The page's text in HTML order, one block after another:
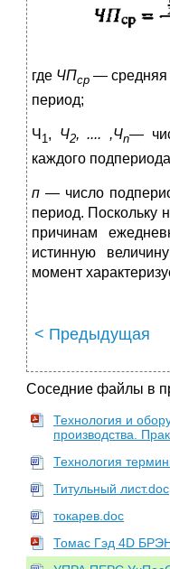
где ЧПср — средняя
период;
Ч 1, Ч2, .... ,Чn—
каждого
п — число
период. Поскольку
причинам
истинную
момент
< Предыдущая
Соседние файлы в
Технология и
производства.
Технология
Титульный лист.doc
токарев.doc
Томас Гэд 4D